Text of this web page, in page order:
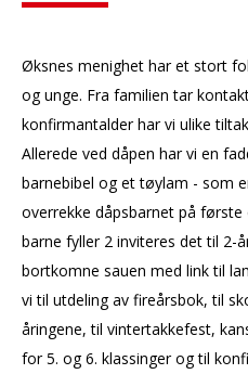
VOKSNE
KONTAKT
Øksnes menighet har et stort
og unge. Fra familien tar
konfirmantalder har vi ulike
Allerede ved dåpen har vi en
barnebibel og et tøylam - som
overrekke dåpsbarnet på
barne fyller 2 inviteres det til 2-
bortkomne sauen med link til
vi til utdeling av fireårsbok, til
åringene, til vintertakkefest,
for 5. og 6. klassinger og til